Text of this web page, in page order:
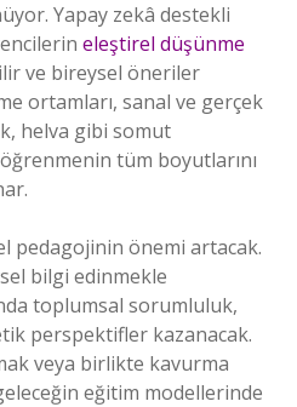
Yapay zekâ destekli
eleştirel düşünme
ve bireysel öneriler
ortamları, sanal ve gerçek
helva gibi somut
tüm boyutlarını
pedagojinin önemi artacak.
bilgi edinmekle
toplumsal sorumluluk,
perspektifler kazanacak.
veya birlikte kavurma
eğitim modellerinde